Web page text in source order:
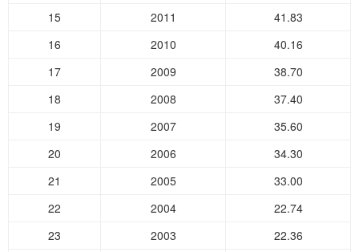
15
2011
41.83
16
2010
40.16
17
2009
38.70
18
2008
37.40
19
2007
35.60
20
2006
34.30
21
2005
33.00
22
2004
22.74
23
2003
22.36